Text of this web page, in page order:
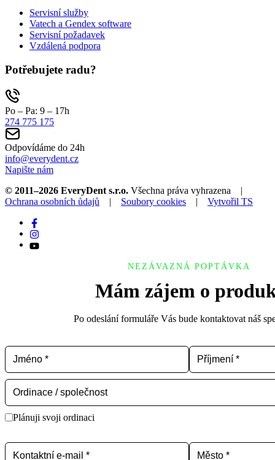
Servisní služby
Vatech a Gendex software
Servisní požadavek
Vzdálená podpora
Potřebujete radu?
Po – Pa: 9 – 17h
274 775 175
Odpovídáme do 24h
info@everydent.cz
Napište nám
© 2011–2026 EveryDent s.r.o. Všechna práva vyhrazena |
Ochrana osobních ůdajů | Soubory cookies | Vytvořil TS
NEZÁVAZNÁ POPTÁVKA
Mám zájem o
Po odeslání formuláře Vás bude kontaktovat náš
Plánuji svoji ordinaci